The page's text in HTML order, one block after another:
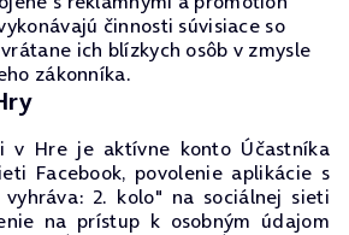
činnosti súvisiace so
ich blízkych osôb v zmysle
zákonníka.
v Hre je aktívne konto Účastníka
Facebook, povolenie aplikácie s
vyhráva: 2. kolo" na sociálnej sieti
na prístup k osobným údajom